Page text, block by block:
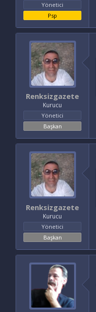
Yönetici
Psp
Renksizgazete
Kurucu
Yönetici
Başkan
Renksizgazete
Kurucu
Yönetici
Başkan